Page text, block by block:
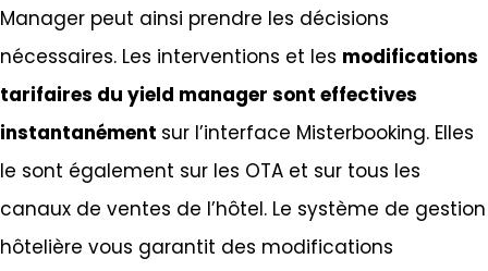
Manager peut ainsi prendre les décisions
nécessaires. Les interventions et les modifications
tarifaires du yield manager sont effectives
instantanément sur l’interface Misterbooking. Elles
le sont également sur les OTA et sur tous les
canaux de ventes de l’hôtel. Le système de gestion
hôtelière vous garantit des modifications